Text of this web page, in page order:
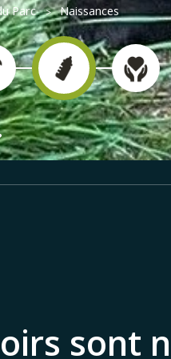
Parc Naissances
sont